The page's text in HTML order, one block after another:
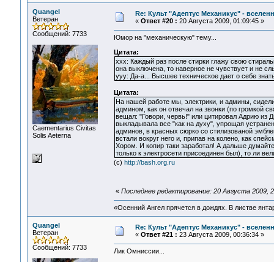
Quangel
Ветеран
Сообщений: 7733
Сaementarius Civitas
Solis Aeterna
Re: Культ "Адептус Механикус" -
« Ответ #20 : 20 Августа 2009, 01:09:45 »
Юмор на "механическую" тему...
Цитата:
xxx: Каждый раз после стирки глажу свою
она выключена, то наверное не чувствует и не
yyy: Да-а... Высшее техническое дает о себе
Цитата:
На нашей работе мы, электрики, и админы,
админом, как он отвечал на звонки (по громкой
вещал: "Говори, червь!" или цитировал Адрию
выкладывала все "как на духу", упрощая
админов, в красных сюрко со стилизованой
встали вокруг него и, припав на колено, как
Хором. И копир таки заработал! А дальше
только к электросети присоединен был), то ли
(c) http://bash.org.ru
« Последнее редактирование: 20 Августа 2009,
«Осенний Ангел прячется в дождях. В листве
Quangel
Ветеран
Сообщений: 7733
Re: Культ "Адептус Механикус" -
« Ответ #21 : 23 Августа 2009, 00:36:34 »
Лик Омниссии...